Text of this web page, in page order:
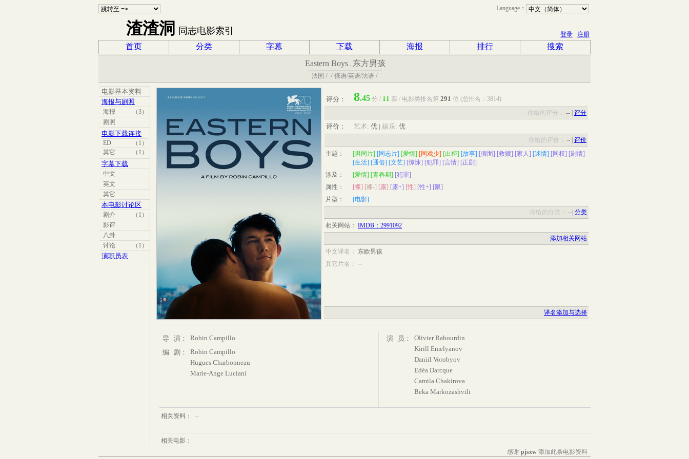
Language：
渣渣洞 同志电影索引 登录 注册
首页 分类 字幕 下载 海报 排行
搜索
Eastern Boys . 东方男孩
法国 / / 俄语/英语/法语/
电影基本资料
海报与剧照
海报
（3）
剧照
电影下载连接
ED
（1）
其它
（1）
字幕下载
中文
英文
其它
本电影讨论区
剧介
（1）
影评
八卦
讨论
（1）
演职员表
评分： 8.45 分 / 11 票 / 电影类排名第 291 位 (总排名：3814)
你给的评分： -- 评分
评价： 艺术: 优 | 娱乐: 优
你给的评价： --
评价
主题：
[男同片] [同志片] [爱情] [同戏少] [出柜] [故事] [假面] [救赎] [家人] [迷情] [同权] [剧情]
[生活] [通俗] [文艺] [惊悚] [犯罪] [言情] [正剧]
涉及：
[爱情] [青春期] [犯罪]
属性：
[裸] [裸-] [露] [露+] [性] [性+] [限]
片型：
[电影]
你给的分类： -- 分类
相关网站： IMDB：2991092
添加相关网站
中文译名： 东欧男孩
其它片名： --
译名添加与选择
导 演：
Robin Campillo
编 剧：
Robin Campillo
Hugues Charbonneau
Marie-Ange Luciani
演 员：
Olivier Rabourdin
Kirill Emelyanov
Daniil Vorobyov
Edéa Darcque
Camila Chakirova
Beka Markozashvili
相关资料： --
相关电影：
感谢 pjsxw 添加此条电影资料